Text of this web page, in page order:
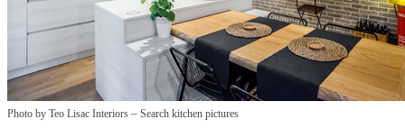
Photo by Teo Lisac Interiors – Search kitchen pictures